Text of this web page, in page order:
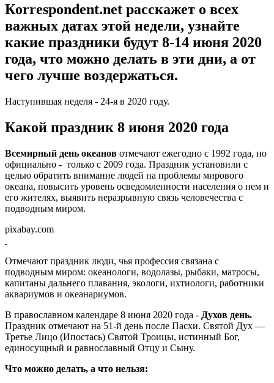
Кorrespondent.net расскажет о всех
важных датах этой недели, узнайте
какие праздники будут 8-14 июня 2020
года, что можно делать в эти дни, а от
чего лучше воздержаться.
Наступившая неделя - 24-я в 2020 году.
Какой праздник 8 июня 2020 года
Всемирный день океанов отмечают ежегодно с 1992 года, но
официально - только с 2009 года. Праздник установили с
целью обратить внимание людей на проблемы мирового
океана, повысить уровень осведомленности населения о нем и
его жителях, выявить неразрывную связь человечества с
подводным миром.
pixabay.com
Отмечают праздник люди, чья профессия связана с
подводным миром: океанологи, водолазы, рыбаки, матросы,
капитаны дальнего плавания, экологи, ихтиологи, работники
аквариумов и океанариумов.
В православном календаре 8 июня 2020 года - Духов день.
Праздник отмечают на 51-й день после Пасхи. Святой Дух —
Третье Лицо (Ипостась) Святой Троицы, истинный Бог,
единосущный и равнославный Отцу и Сыну.
Что можно делать, а что нельзя: